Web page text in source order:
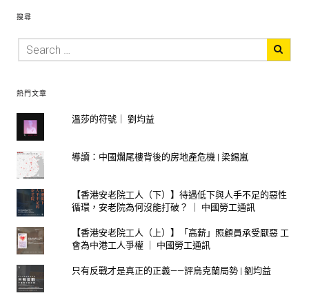
搜尋
熱門文章
溫莎的符號｜ 劉均益
導讀：中國爛尾樓背後的房地產危機 | 梁錫嵐
【香港安老院工人（下）】待遇低下與人手不足的惡性
循環，安老院為何沒能打破？ ｜ 中國勞工通訊
【香港安老院工人（上）】「高薪」照顧員承受厭惡 工
會為中港工人爭權 ｜ 中國勞工通訊
只有反戰才是真正的正義——評烏克蘭局勢 | 劉均益